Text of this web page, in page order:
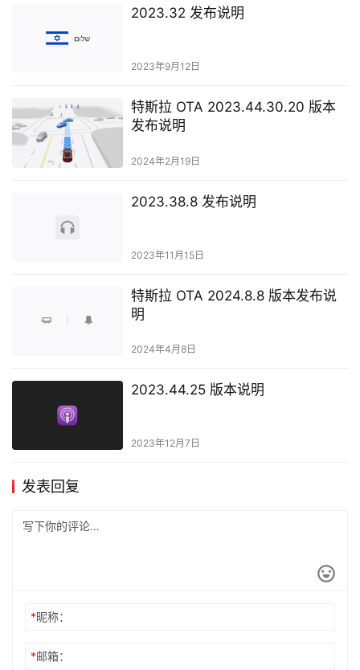
2023.32 发布说明
2023年9月12日
特斯拉 OTA 2023.44.30.20 版本
发布说明
2024年2月19日
2023.38.8 发布说明
2023年11月15日
特斯拉 OTA 2024.8.8 版本发布说
明
2024年4月8日
2023.44.25 版本说明
2023年12月7日
发表回复
*昵称：
*邮箱：